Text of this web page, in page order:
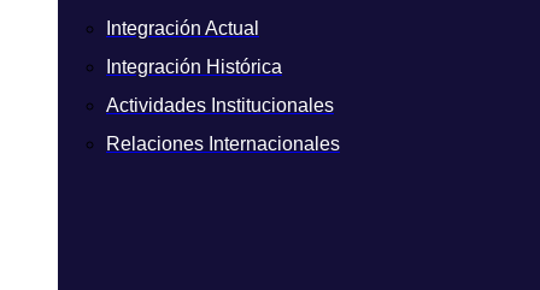
Integración Actual
Integración Histórica
Actividades Institucionales
Relaciones Internacionales